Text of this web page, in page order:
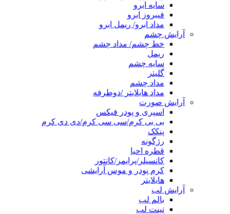
سایه ابرو
فیبروز ابرو
مداد ابرو/ ریمل ابرو
آرایش چشم
خط چشم/ مداد چشم
ریمل
سایه چشم
گلیتر
مداد چشم
مداد هایلایتر /دوطرفه
آرایش صورت
اسپری و پودر فیکس
بی بی کرم/سی سی کرم/دی دی کرم
پنکک
رژگونه
قطره احیا
کانسیلر/پرایمر/کانتور
کرم پودر و موس آرایشی
هایلایتر
آرایش لب
بالم لب
تینت لب